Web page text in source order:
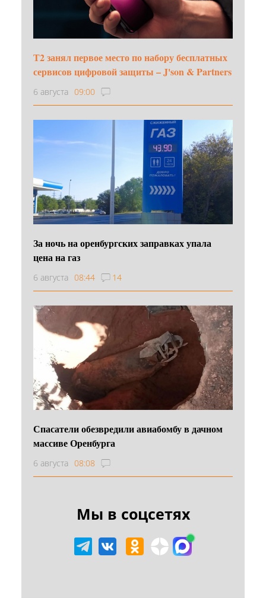
Т2 занял первое место по набору бесплатных
сервисов цифровой защиты – J'son & Partners
6 августа 09:00
За ночь на оренбургских заправках упала
цена на газ
6 августа 08:44 14
Спасатели обезвредили авиабомбу в дачном
массиве Оренбурга
6 августа 08:08
Мы в соцсетях